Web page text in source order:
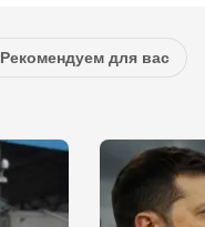
Рекомендуем для вас